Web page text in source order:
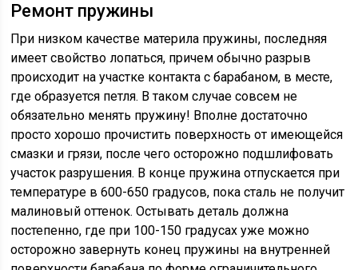
Ремонт пружины
При низком качестве материла пружины, последняя
имеет свойство лопаться, причем обычно разрыв
происходит на участке контакта с барабаном, в месте,
где образуется петля. В таком случае совсем не
обязательно менять пружину! Вполне достаточно
просто хорошо прочистить поверхность от имеющейся
смазки и грязи, после чего осторожно подшлифовать
участок разрушения. В конце пружина отпускается при
температуре в 600-650 градусов, пока сталь не получит
малиновый оттенок. Остывать деталь должна
постепенно, где при 100-150 градусах уже можно
осторожно завернуть конец пружины на внутренней